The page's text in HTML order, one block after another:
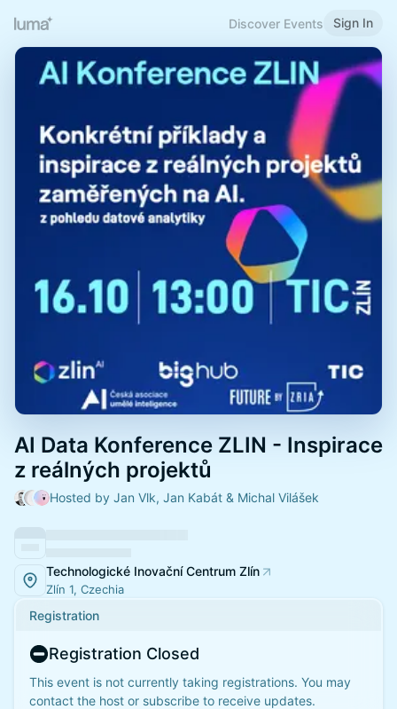
Discover Events Sign In
AI Data Konference ZLIN - Inspirace
z reálných projektů
Hosted by Jan Vlk, Jan Kabát & Michal Vilášek
Technologické Inovační Centrum Zlín
Zlín 1, Czechia
Registration
Registration Closed
This event is not currently taking registrations. You may
contact the host or subscribe to receive updates.